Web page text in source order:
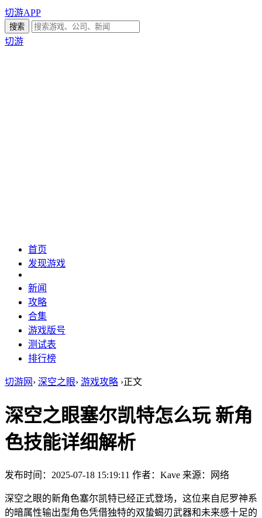
切游APP
切游
首页
发现游戏
新闻
攻略
合集
游戏版号
测试表
排行榜
切游网 › 深空之眼› 游戏攻略 ›正文
深空之眼塞尔凯特怎么玩 新角
色技能详细解析
发布时间：2025-07-18 15:19:11 作者：Kave 来源：网络
深空之眼的新角色塞尔凯特已经正式登场，这位来自尼罗神系
的暗属性输出型角色凭借独特的双蛰蝎刃武器和未来感十足的